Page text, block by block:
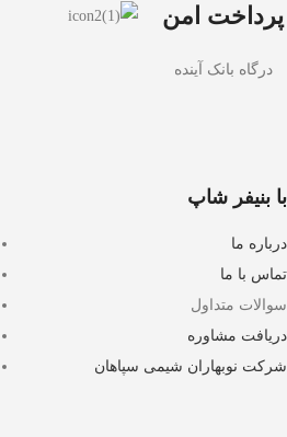
پرداخت امن
درگاه بانک آینده
با بنیفر شاپ
درباره ما
تماس با ما
سوالات متداول
دریافت مشاوره
شرکت نوبهاران شیمی سپاهان